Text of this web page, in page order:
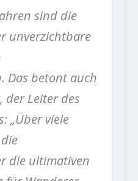
sind die
unverzichtbare
Das betont auch
der Leiter des
„Über viele
die ultimativen